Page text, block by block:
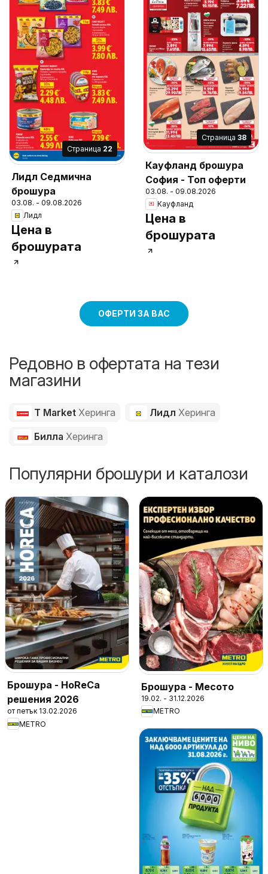
Cтраница 22
Лидл Седмична
брошура
03.08. - 09.08.2026
Лидл
Цена в
брошурата
Cтраница 38
Кауфланд брошура
София - Топ оферти
03.08. - 09.08.2026
Кауфланд
Цена в
брошурата
ОФЕРТИ ЗА ВАС
Редовно в офертата на тези
магазини
T Market Херинга Лидл Херинга
Билла Херинга
Популярни брошури и каталози
Брошура - HoReCa
решения 2026
от петък 13.02.2026
METRO
Брошура - Месото
19.02. - 31.12.2026
METRO